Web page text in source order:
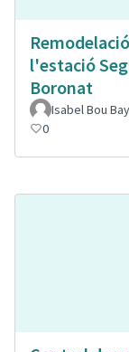
l'estació
Boronat
Isabel Bou
0